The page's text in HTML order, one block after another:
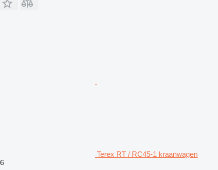
Terex RT / RC45-1 kraanwagen
6